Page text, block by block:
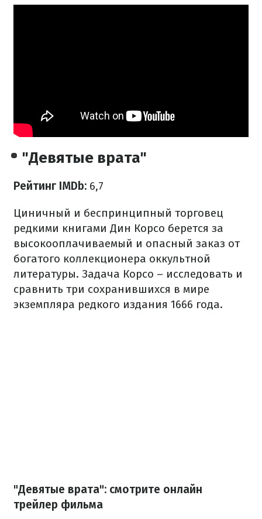
"Девятые врата"
Рейтинг IMDb: 6,7
Циничный и беспринципный торговец
редкими книгами Дин Корсо берется за
высокооплачиваемый и опасный заказ от
богатого коллекционера оккультной
литературы. Задача Корсо – исследовать и
сравнить три сохранившихся в мире
экземпляра редкого издания 1666 года.
"Девятые врата": смотрите онлайн
трейлер фильма